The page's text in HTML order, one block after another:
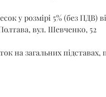
у розмірі 5% (без ПДВ)
вул. Шевченко, 52
на загальних